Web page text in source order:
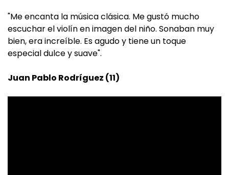
"Me encanta la música clásica. Me gustó mucho
escuchar el violín en imagen del niño. Sonaban muy
bien, era increíble. Es agudo y tiene un toque
especial dulce y suave".
Juan Pablo Rodríguez (11)